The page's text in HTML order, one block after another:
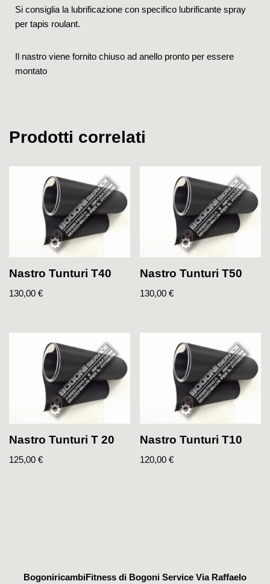
Si consiglia la lubrificazione con specifico lubrificante spray
per tapis roulant.
Il nastro viene fornito chiuso ad anello pronto per essere
montato
Prodotti correlati
Nastro Tunturi T40
130,00 €
Nastro Tunturi T50
130,00€
Nastro Tunturi T 20
125,00 €
Nastro Tunturi T10
120,00€
BogoniricambiFitness di Bogoni Service Via Raffaelo